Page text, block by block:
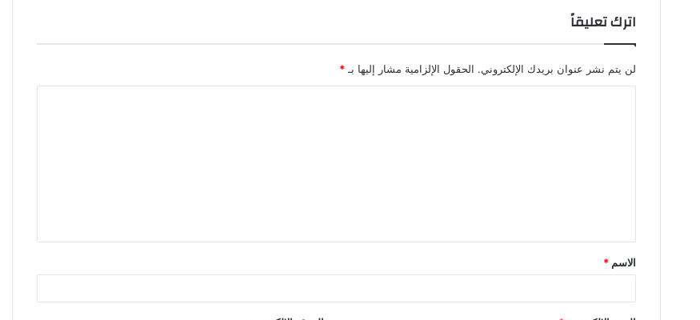
اترك تعليقاً
لن يتم نشر عنوان بريدك الإلكتروني. الحقول الإلزامية مشار إليها بـ *
ق
*
الاسم *